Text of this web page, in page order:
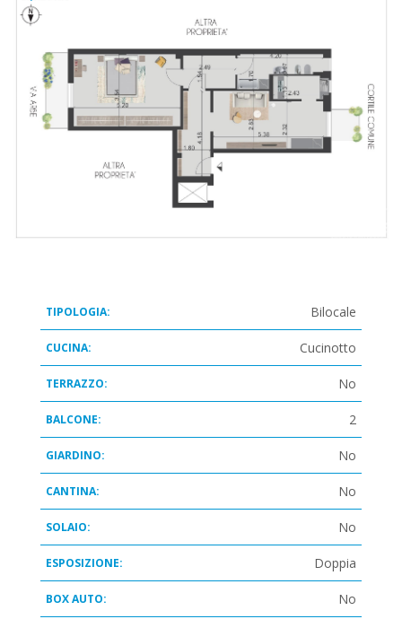
TIPOLOGIA: Bilocale
CUCINA: Cucinotto
TERRAZZO: No
BALCONE: 2
GIARDINO: No
CANTINA: No
SOLAIO: No
ESPOSIZIONE: Doppia
BOX AUTO: No